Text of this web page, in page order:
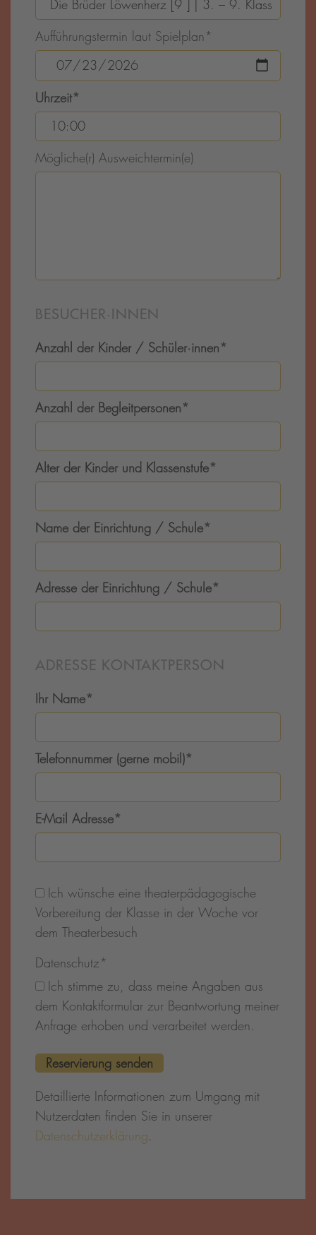
Aufführungstermin laut Spielplan*
Uhrzeit*
Mögliche(r) Ausweichtermin(e)
BESUCHER·INNEN
Anzahl der Kinder / Schüler·innen*
Anzahl der Begleitpersonen*
Alter der Kinder und Klassenstufe*
Name der Einrichtung / Schule*
Adresse der Einrichtung / Schule*
ADRESSE KONTAKTPERSON
Ihr Name*
Telefonnummer (gerne mobil)*
E-Mail Adresse*
Ich wünsche eine theaterpädagogische
Vorbereitung der Klasse in der Woche vor
dem Theaterbesuch
Datenschutz*
Ich stimme zu, dass meine Angaben aus
dem Kontaktformular zur Beantwortung meiner
Anfrage erhoben und verarbeitet werden.
Detaillierte Informationen zum Umgang mit
Nutzerdaten finden Sie in unserer
Datenschutzerklärung